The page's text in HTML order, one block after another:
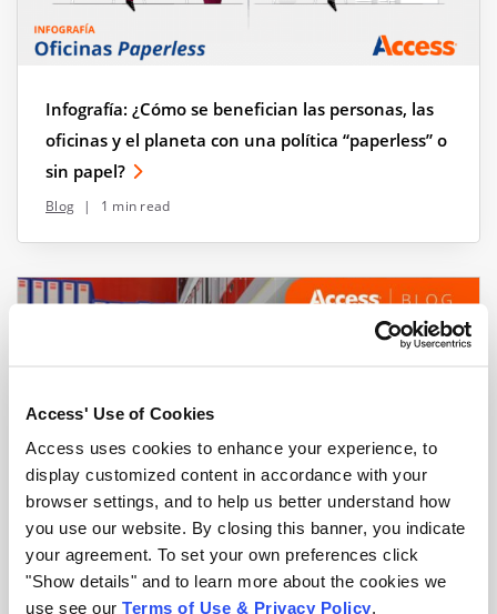
Access' Use of Cookies
Access uses cookies to enhance your experience, to
display customized content in accordance with your
browser settings, and to help us better understand how
you use our website. By closing this banner, you indicate
your agreement. To set your own preferences click
"Show details" and to learn more about the cookies we
use see our Terms of Use & Privacy Policy.
Infografía: ¿Cómo se benefician las personas, las
oficinas y el planeta con una política “paperless” o
sin papel?
Blog | 1 min read
¿Cómo gestionar el almacenamiento de
documentos en empresas con trabajo remoto?
Blog | 4 min read